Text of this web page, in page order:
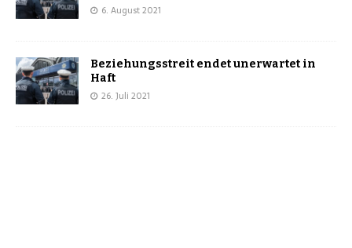
6. August 2021
Beziehungsstreit endet unerwartet in
Haft
26. Juli 2021